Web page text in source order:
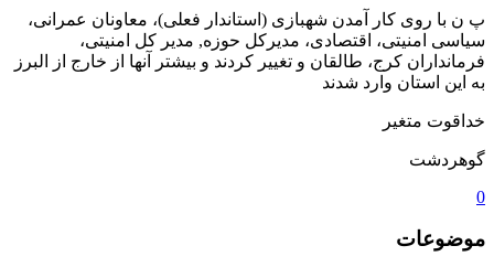
پ ن با روی کار آمدن شهبازی (استاندار فعلی)، معاونان عمرانی،
سیاسی امنیتی، اقتصادی، مدیرکل حوزه, مدیر کل امنیتی،
فرمانداران کرج، طالقان و تغییر کردند و بیشتر آنها از خارج از البرز
به این استان وارد شدند
خداقوت متغیر
گوهردشت
0
موضوعات